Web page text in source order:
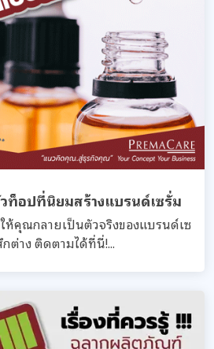
ท็อปที่นิยมสร้างแบรนด์เซรั่ม
ห้คุณกลายเป็นตัวจริงของแบรนด์เซ
ต่าง ติดตามได้ที่นี่!...